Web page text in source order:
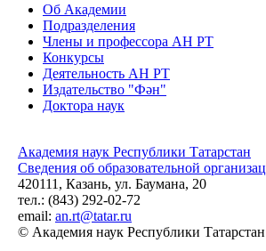
Об Академии
Подразделения
Члены и профессора АН РТ
Конкурсы
Деятельность АН РТ
Издательство "Фән"
Доктора наук
Академия наук Республики Татарстан
Сведения об образовательной
420111, Казань, ул. Баумана, 20
тел.: (843) 292-02-72
email: an.rt@tatar.ru
© Академия наук Республики